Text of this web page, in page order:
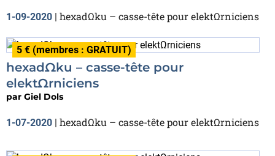
1-09-2020 | hexadΩku – casse-tête pour elektΩrniciens
5 € (membres : GRATUIT)
hexadΩku – casse-tête pour
elektΩrniciens
par Giel Dols
1-07-2020 | hexadΩku – casse-tête pour elektΩrniciens